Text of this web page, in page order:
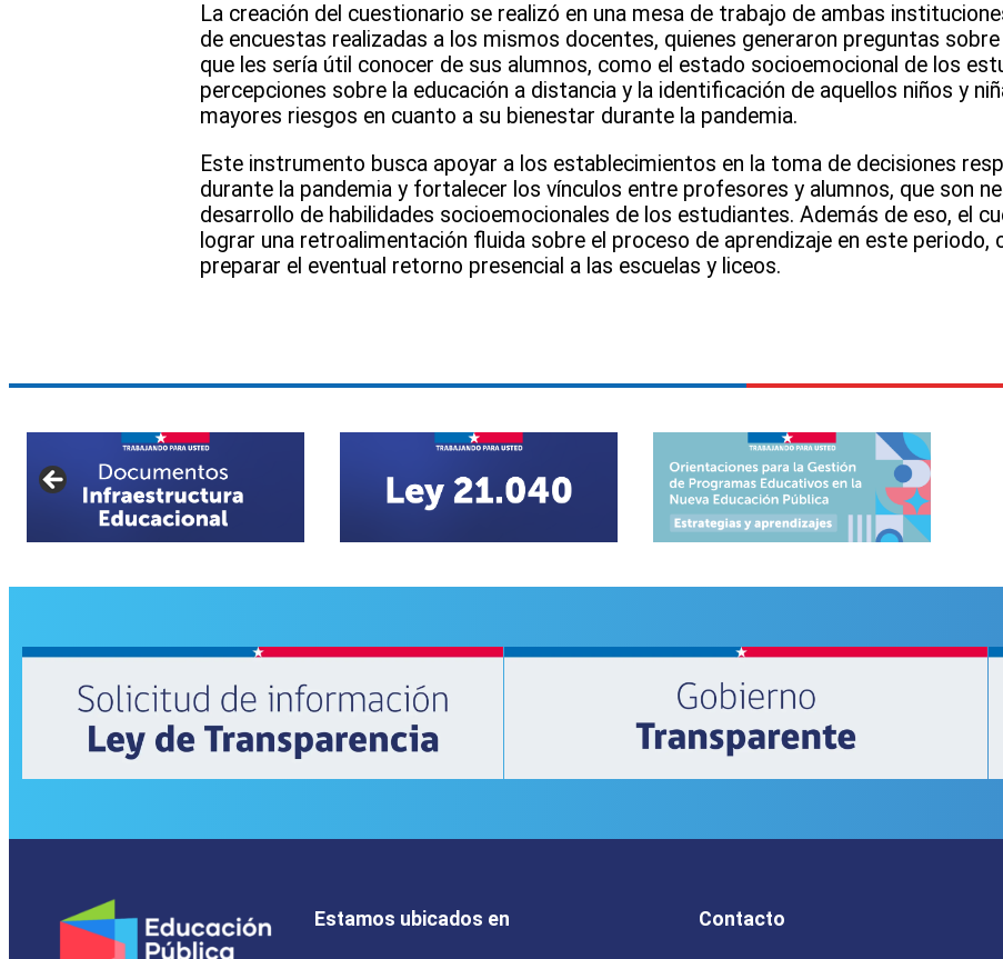
La creación del cuestionario se realizó en una mesa de trabajo de ambas
de encuestas realizadas a los mismos docentes, quienes generaron preguntas
que les sería útil conocer de sus alumnos, como el estado socioemocional de los
percepciones sobre la educación a distancia y la identificación de aquellos niños y
mayores riesgos en cuanto a su bienestar durante la pandemia.
Este instrumento busca apoyar a los establecimientos en la toma de decisiones
durante la pandemia y fortalecer los vínculos entre profesores y alumnos, que son
desarrollo de habilidades socioemocionales de los estudiantes. Además de eso, el
lograr una retroalimentación fluida sobre el proceso de aprendizaje en este periodo,
preparar el eventual retorno presencial a las escuelas y liceos.
Estamos ubicados en Contacto